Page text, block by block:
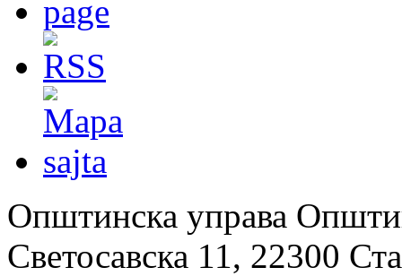
Општинска управа
Светосавска 11, 22300